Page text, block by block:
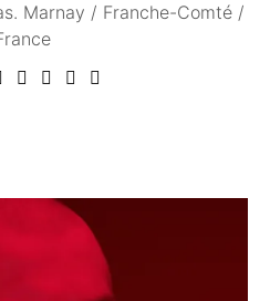
Marnay / Franche-Comté /